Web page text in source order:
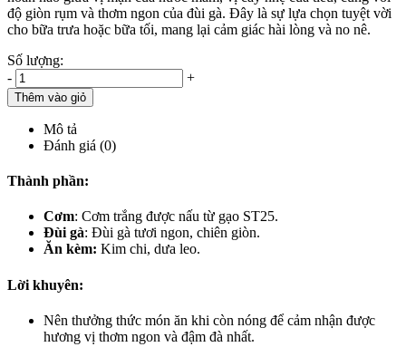
độ giòn rụm và thơm ngon của đùi gà. Đây là sự lựa chọn tuyệt vời
cho bữa trưa hoặc bữa tối, mang lại cảm giác hài lòng và no nê.
Số lượng:
-
+
Thêm vào giỏ
Mô tả
Đánh giá (0)
Thành phần:
Cơm: Cơm trắng được nấu từ gạo ST25.
Đùi gà: Đùi gà tươi ngon, chiên giòn.
Ăn kèm: Kim chi, dưa leo.
Lời khuyên:
Nên thưởng thức món ăn khi còn nóng để cảm nhận được
hương vị thơm ngon và đậm đà nhất.